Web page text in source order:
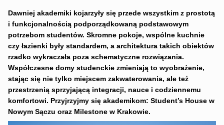
Dawniej akademiki kojarzyły się przede wszystkim z prostotą
i funkcjonalnością podporządkowaną podstawowym
potrzebom studentów. Skromne pokoje, wspólne kuchnie
czy łazienki były standardem, a architektura takich obiektów
rzadko wykraczała poza schematyczne rozwiązania.
Współczesne domy studenckie zmieniają to wyobrażenie,
stając się nie tylko miejscem zakwaterowania, ale też
przestrzenią sprzyjającą integracji, nauce i codziennemu
komfortowi. Przyjrzyjmy się akademikom: Student’s House w
Nowym Sączu oraz Milestone w Krakowie.